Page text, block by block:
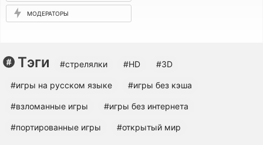
МОДЕРАТОРЫ
Тэги #стрелялки #HD #3D
#игры на русском языке #игры без кэша
#взломанные игры #игры без интернета
#портированные игры #открытый мир